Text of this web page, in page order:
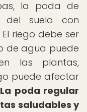
la poda de
del suelo con
riego debe ser
de agua puede
las plantas,
puede afectar
La poda regular
saludables y